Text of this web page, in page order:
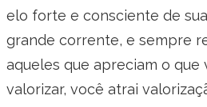
elo forte e consciente de
grande corrente, e sempre
aqueles que apreciam o que
valorizar, você atrai